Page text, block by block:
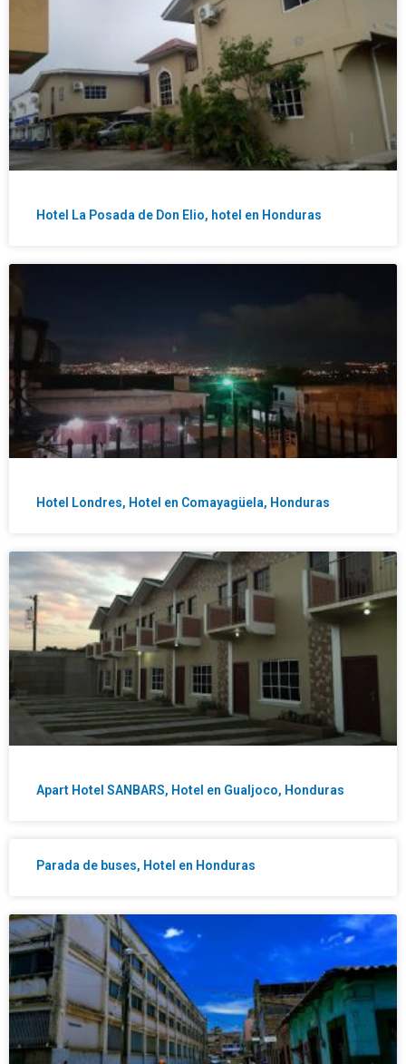
Hotel La Posada de Don Elio, hotel en Honduras
Hotel Londres, Hotel en Comayagüela, Honduras
Apart Hotel SANBARS, Hotel en Gualjoco, Honduras
Parada de buses, Hotel en Honduras